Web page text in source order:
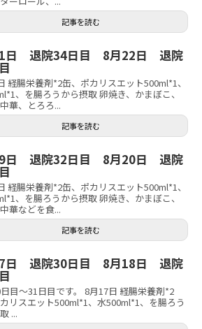
記事を読む
日 退院34日目 8月22日 退院
経腸栄養剤*2缶、ポカリスエット500ml*1、
、を腸ろうから摂取 卵焼き、かまぼこ、
華、とろろ...
記事を読む
日 退院32日目 8月20日 退院
経腸栄養剤*2缶、ポカリスエット500ml*1、
、を腸ろうから摂取 卵焼き、かまぼこ、
華などを食...
記事を読む
日 退院30日目 8月18日 退院
目～31日目です。 8月17日 経腸栄養剤*2
リスエット500ml*1、水500ml*1、を腸ろう
...